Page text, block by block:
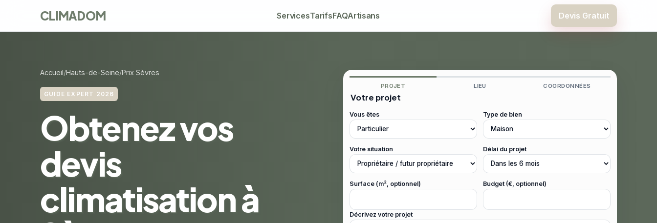
CLIMADOM ServicesTarifsFAQArtisans Devis Gratuit
Accueil Hauts-de-Seine Prix Sèvres
GUIDE EXPERT 2026
Obtenez vos
devis
climatisation à
PROJET LIEU COORDONNÉES
Votre projet
Vous êtes Type de bien
Votre situation Délai du projet
Surface (m², optionnel) Budget (€, optionnel)
Décrivez votre projet